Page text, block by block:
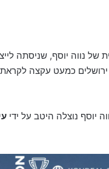
של נווה יוסף, שניסתה
כמעט עקצה
יוסף נוצלה היטב על ידי